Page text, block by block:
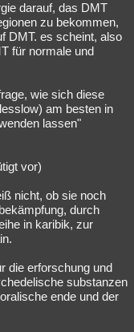
darauf, das DMT
zu bekommen,
DMT. es scheint, also
für normale und
wie sich diese
am besten in
lassen"
vor)
nicht, ob sie noch
durch
in karibik, zur
die erforschung und
substanzen
ende und der